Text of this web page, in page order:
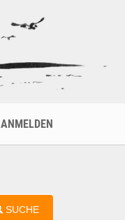
ANMELDEN
SUCHE